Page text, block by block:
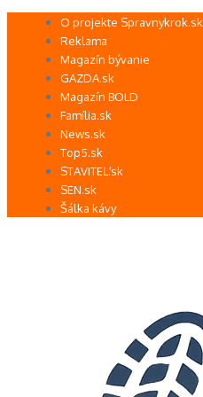
Preskočiť O projekte Spravnykrok.sk
Reklama
Magazín bývanie
GAZDA.sk
Magazín BOLD
Família.sk
News.sk
Top5.sk
STAVITEĽ.sk
SEN.sk
Šálka kávy